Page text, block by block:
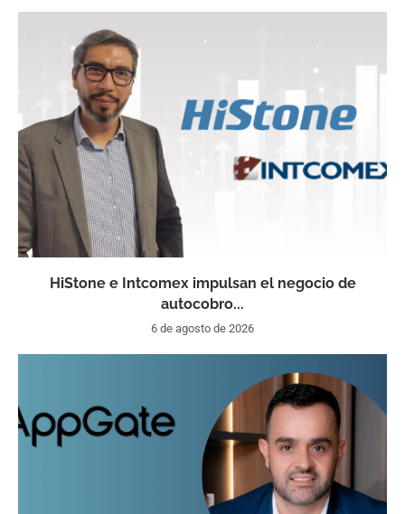
HiStone e Intcomex impulsan el negocio de
autocobro...
6 de agosto de 2026